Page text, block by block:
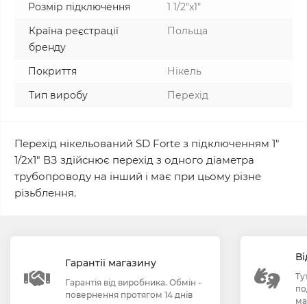
Розмір підключення
1 1/2"x1"
Країна реєстрації
бренду
Польща
Покриття
Нікель
Тип виробу
Перехід
Перехід нікельований SD Forte з підключенням 1"
1/2х1" ВЗ здійснює перехід з одного діаметра
трубопроводу на інший і має при цьому різне
різьблення.
Гарантії магазину
Гарантія від виробника. Обмін -
повернення протягом 14 днів